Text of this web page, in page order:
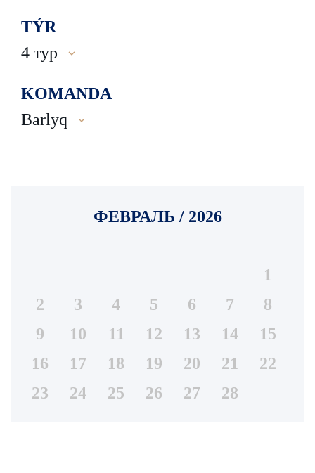
TÝR
4 тур
KOMANDA
Barlyq
ФЕВРАЛЬ / 2026
1
2
3 4 5 6 7
8
9
10 11 12 13 14
15
16
17 18 19 20 21
22
23
24 25 26 27 28